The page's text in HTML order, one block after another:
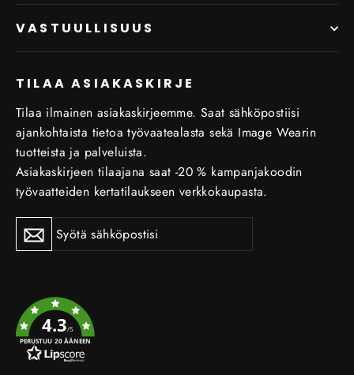
VASTUULLISUUS
TILAA ASIAKASKIRJE
Tilaa ilmainen asiakaskirjeemme. Saat sähköpostiisi
ajankohtaista tietoa työvaatealasta sekä Image Wearin
tuotteista ja palveluista.
Asiakaskirjeen tilaajana saat -20 % kampanjakoodin
työvaatteiden kertatilaukseen verkkokaupasta.
Tilaa
uutiskirje
Tilaa
uutiskirje
4.3/5
PERUSTUU 20 ÄÄNEEN